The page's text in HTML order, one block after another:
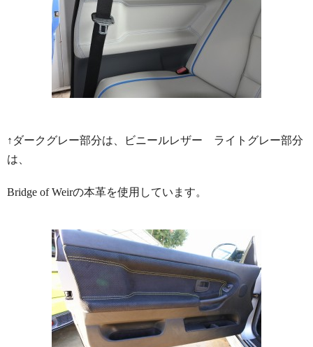
↑ダークグレー部分は、ビニールレザー ライトグレー部分
は、
Bridge of Weirの本革を使用しています。